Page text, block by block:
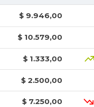
$ 9.946,00
$ 10.579,00
$ 1.333,00
$ 2.500,00
$ 7.250,00